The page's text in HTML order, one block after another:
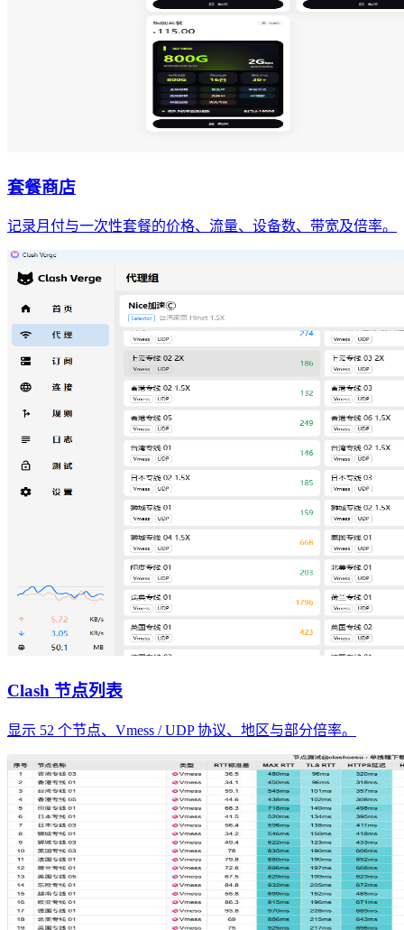
套餐商店
记录月付与一次性套餐的价格、流量、设备数、带宽及倍率。
Clash 节点列表
显示 52 个节点、Vmess / UDP 协议、地区与部分倍率。